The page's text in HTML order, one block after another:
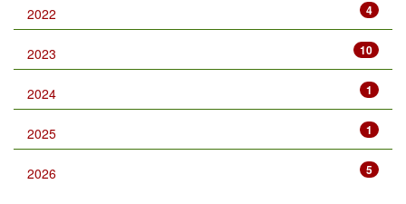
4
2022
10
2023
1
2024
1
2025
5
2026